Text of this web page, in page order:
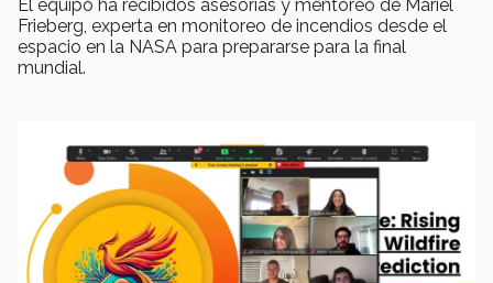
El equipo ha recibidos asesorías y mentoreo de Mariel
Frieberg, experta en monitoreo de incendios desde el
espacio en la NASA para prepararse para la final
mundial.